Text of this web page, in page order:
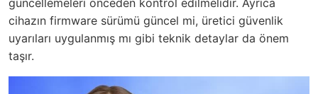
cihazın firmware sürümü güncel mi, üretici güvenlik
uyarıları uygulanmış mı gibi teknik detaylar da önem
taşır.